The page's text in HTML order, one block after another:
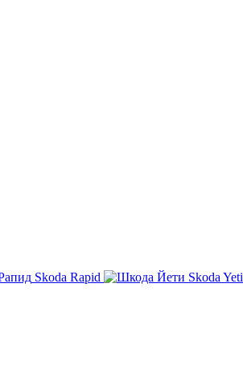
Skoda Rapid Skoda Yeti